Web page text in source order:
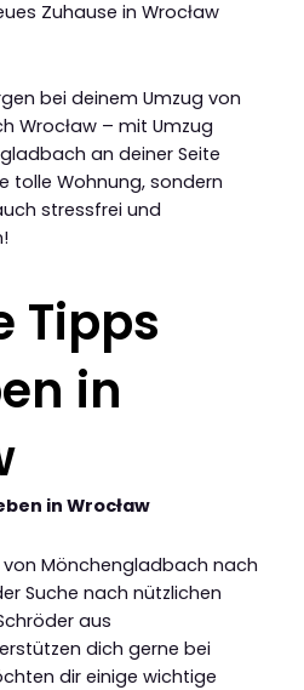
Zuhause in Wrocław
bei deinem Umzug von
Wrocław – mit Umzug
an deiner Seite
tolle Wohnung, sondern
stressfrei und
Tipps
in
in Wrocław
von Mönchengladbach nach
Suche nach nützlichen
aus
dich gerne bei
dir einige wichtige